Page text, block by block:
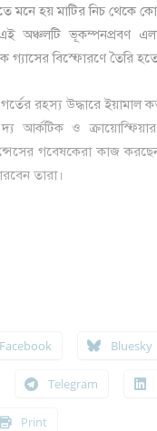
মনে হয় মাটির নিচ থেকে
অঞ্চলটি ভূকম্পনপ্রবণ
গ্যাসের বিস্ফোরণে তৈরি
রহস্য উদ্ধারে ইয়ামাল
আর্কটিক ও
গবেষকেরা কাজ
তারা।
Facebook Bluesky
Telegram
Print